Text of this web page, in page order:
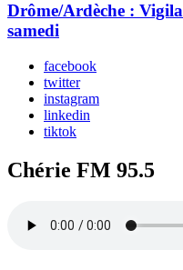
Drôme/Ardèche :
samedi
facebook
twitter
instagram
linkedin
tiktok
Chérie FM 95.5